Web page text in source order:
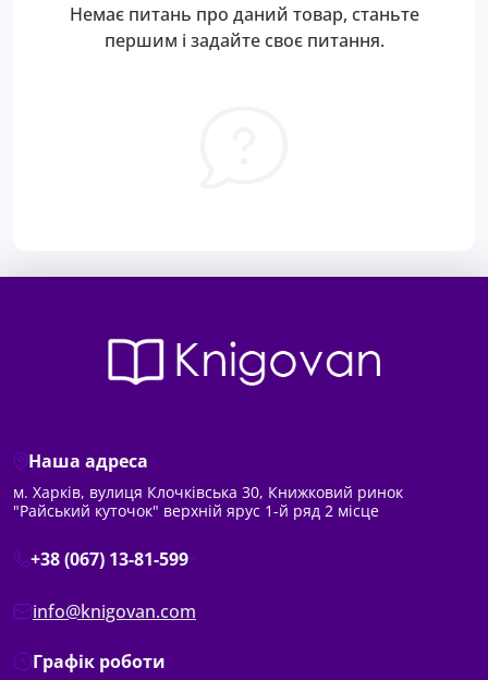
Немає питань про даний товар, станьте
першим і задайте своє питання.
Наша адреса
м. Харків, вулиця Клочківська 30, Книжковий ринок
"Райський куточок" верхній ярус 1-й ряд 2 місце
+38 (067) 13-81-599
info@knigovan.com
Графік роботи